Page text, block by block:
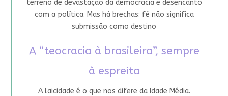
terreno de devastação da democracia e desencanto
com a política. Mas há brechas: fé não significa
submissão como destino
A “teocracia à brasileira”, sempre
à espreita
A laicidade é o que nos difere da Idade Média.